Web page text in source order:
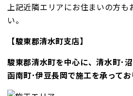
上記近隣エリアにお住まいの方も
い。
【駿東郡清水町支店】
駿東郡清水町を中心に、清水町･
函南町･伊豆長岡で施工を承ってお